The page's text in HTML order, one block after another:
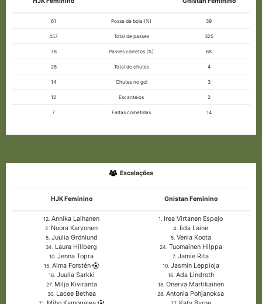
61 Posse de bola (%) 39
457 Total de passes 325
78 Passes corretos (%) 68
28 Total de chutes 4
14 Chutes no gol 3
12 Escanteios 2
7 Faltas cometidas 14
Escalações
HJK Feminino Gnistan Feminino
12. Annika Laihanen
2. Noora Karvonen
5.Juulia Grönlund
34. Laura Hillberg
10. Jenna Topra
15. Alma Forstén
16.Juulia Sarkki
27.Milja Kiviranta
30.Lacee Bethea
1. Irea Virtanen Espejo
4. Iida Laine
5.Venla Koota
24. Tuomainen Hilppa
7. Jamie Rita
10.Jasmin Leppioja
16.Ada Lindroth
18.Onerva Martikainen
28. Antonia Pohjanoksa